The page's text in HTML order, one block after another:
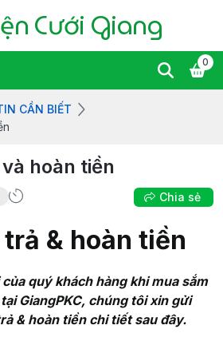
Cưới Giang
0
CẦN BIẾT
hoàn tiền
Chia sẻ
& hoàn tiền
quý khách hàng khi mua sắm
GiangPKC, chúng tôi xin gửi
& hoàn tiền chi tiết sau đây.